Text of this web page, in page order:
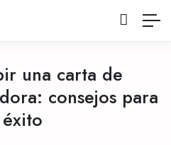
una carta de
consejos para